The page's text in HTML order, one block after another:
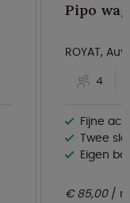
ROYAT,
4
Fijne
Twee
Eigen
€ 85,00